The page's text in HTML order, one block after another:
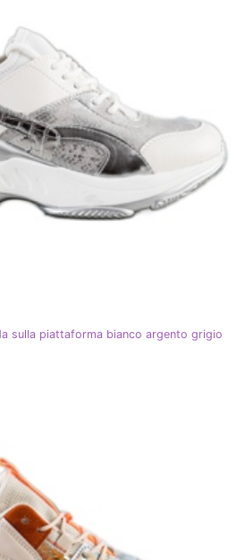
sulla piattaforma bianco argento grigio